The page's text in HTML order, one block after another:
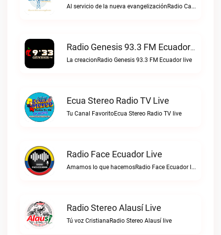
Al servicio de la nueva evangelizaciónRadio Católica Nacional live
Radio Genesis 93.3 FM Ecuador Live
La creacionRadio Genesis 93.3 FM Ecuador live
Ecua Stereo Radio TV Live
Tu Canal FavoritoEcua Stereo Radio TV live
Radio Face Ecuador Live
Amamos lo que hacemosRadio Face Ecuador live
Radio Stereo Alausí Live
Tú voz CristianaRadio Stereo Alausí live